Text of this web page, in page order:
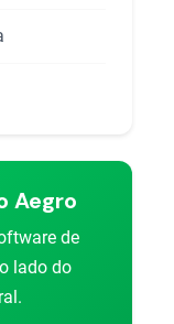
Aegro
de
lado do